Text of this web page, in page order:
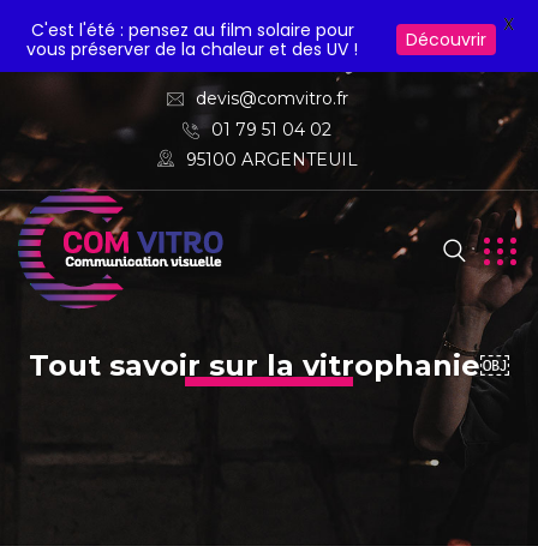
devis@comvitro.fr
01 79 51 04 02
95100 ARGENTEUIL
Tout savoir sur la vitrophanie￼
C'est l'été : pensez au film solaire pour
vous préserver de la chaleur et des UV !
Découvrir
X